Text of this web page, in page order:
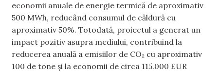
economii anuale de energie termică de aproximativ
500 MWh, reducând consumul de căldură cu
aproximativ 50%. Totodată, proiectul a generat un
impact pozitiv asupra mediului, contribuind la
reducerea anuală a emisiilor de CO₂ cu aproximativ
100 de tone și la economii de circa 115.000 EUR